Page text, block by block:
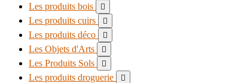
Les produits bois

Les produits cuirs 
Les produits déco 
Les Objets d'Arts 
Les Produits Sols 
Les produits droguerie 